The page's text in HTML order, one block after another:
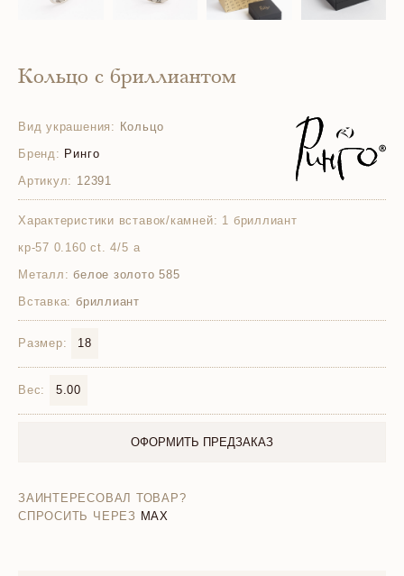
Кольцо с бриллиантом
Вид украшения: Кольцо
Бренд: Ринго
Артикул: 12391
Характеристики вставок/камней: 1 бриллиант
кр-57 0.160 ct. 4/5 а
Металл: белое золото 585
Вставка: бриллиант
Размер: 18
Вес: 5.00
ОФОРМИТЬ ПРЕДЗАКАЗ
ЗАИНТЕРЕСОВАЛ ТОВАР?
СПРОСИТЬ ЧЕРЕЗ MAX